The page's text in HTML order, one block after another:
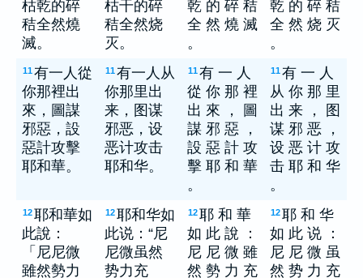
枯乾的碎
秸全然燒
滅。
枯干的碎
秸全然烧
灭。
乾 的 碎 秸
全 然 燒 滅
。
乾 的 碎 秸
全 然 烧 灭
。
11有一人從
你那裡出
來，圖謀
邪惡，設
惡計攻擊
耶和華。
11有一人从
你那里出
来，图谋
邪恶，设
恶计攻击
耶和华。
11有 一 人
從 你 那 裡
出 來 ， 圖
謀 邪 惡 ，
設 惡 計 攻
擊 耶 和 華
。
11有 一 人
从 你 那 里
出 来 ， 图
谋 邪 恶 ，
设 恶 计 攻
击 耶 和 华
。
12耶和華如
此說：
「尼尼微
雖然勢力
12耶和华如
此说：“尼
尼微虽然
势力充
12耶 和 華
如 此 說 ：
尼 尼 微 雖
然 勢 力 充
12耶 和 华
如 此 说 ：
尼 尼 微 虽
然 势 力 充